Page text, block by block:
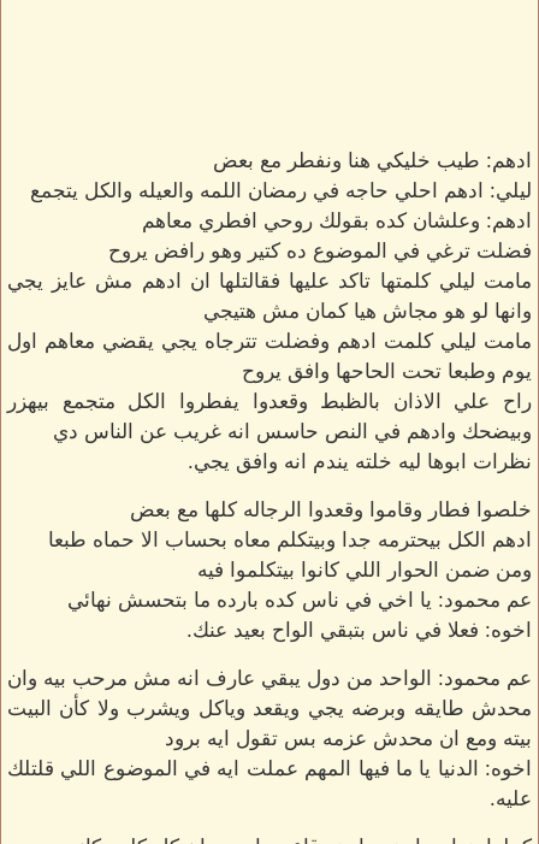
ادهم: طيب خليكي هنا ونفطر مع بعض
ليلي: ادهم احلي حاجه في رمضان اللمه والعيله والكل يتجمع
ادهم: وعلشان كده بقولك روحي افطري معاهم
فضلت ترغي في الموضوع ده كتير وهو رافض يروح
مامت ليلي كلمتها تاكد عليها فقالتلها ان ادهم مش عايز يجي
وانها لو هو مجاش هيا كمان مش هتيجي
مامت ليلي كلمت ادهم وفضلت تترجاه يجي يقضي معاهم اول
يوم وطبعا تحت الحاحها وافق يروح
راح علي الاذان بالظبط وقعدوا يفطروا الكل متجمع بيهزر
وبيضحك وادهم في النص حاسس انه غريب عن الناس دي
نظرات ابوها ليه خلته يندم انه وافق يجي.
خلصوا فطار وقاموا وقعدوا الرجاله كلها مع بعض
ادهم الكل بيحترمه جدا وبيتكلم معاه بحساب الا حماه طبعا
ومن ضمن الحوار اللي كانوا بيتكلموا فيه
عم محمود: يا اخي في ناس كده بارده ما بتحسش نهائي
اخوه: فعلا في ناس بتبقي الواح بعيد عنك.
عم محمود: الواحد من دول يبقي عارف انه مش مرحب بيه وان
محدش طايقه وبرضه يجي ويقعد وياكل ويشرب ولا كأن البيت
بيته ومع ان محدش عزمه بس تقول ايه برود
اخوه: الدنيا يا ما فيها المهم عملت ايه في الموضوع اللي قلتلك
عليه.